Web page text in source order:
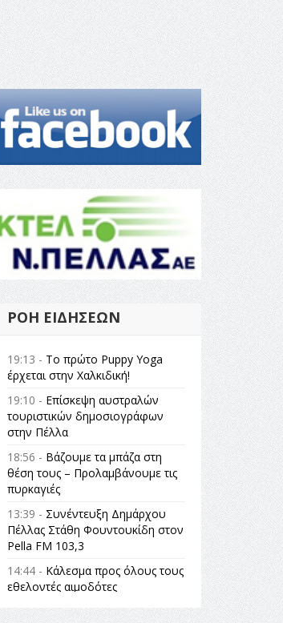
ΡΟΉ ΕΙΔΉΣΕΩΝ
19:13 - Το πρώτο Puppy Yoga
έρχεται στην Χαλκιδική!
19:10 - Επίσκεψη αυστραλών
τουριστικών δημοσιογράφων
στην Πέλλα
18:56 - Βάζουμε τα μπάζα στη
θέση τους – Προλαμβάνουμε τις
πυρκαγιές
13:39 - Συνέντευξη Δημάρχου
Πέλλας Στάθη Φουντουκίδη στον
Pella FM 103,3
14:44 - Κάλεσμα προς όλους τους
εθελοντές αιμοδότες
14:23 -Όλη η Ελλάδα ένας